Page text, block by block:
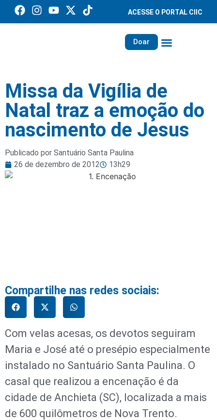
ACESSE O PORTAL CIIC
Doar
Missa da Vigília de
Natal traz a emoção do
nascimento de Jesus
Publicado por Santuário Santa Paulina
26 de dezembro de 2012
13h29
Compartilhe nas redes sociais:
Com velas acesas, os devotos seguiram
Maria e José até o presépio especialmente
instalado no Santuário Santa Paulina. O
casal que realizou a encenação é da
cidade de Anchieta (SC), localizada a mais
de 600 quilômetros de Nova Trento.